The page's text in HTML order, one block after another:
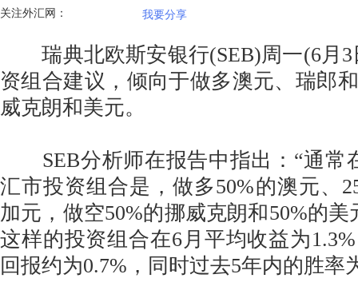
关注外汇网： 我要分享
瑞典北欧斯安银行(SEB)周一(6月3
资组合建议，倾向于做多澳元、瑞郎
威克朗和美元。
SEB分析师在报告中指出：“通常
汇市投资组合是，做多50%的澳元、
加元，做空50%的挪威克朗和50%的
这样的投资组合在6月平均收益为
回报约为0.7%，同时过去5年内的胜率